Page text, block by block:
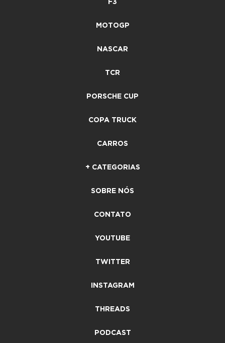
F3
MOTOGP
NASCAR
TCR
PORSCHE CUP
COPA TRUCK
CARROS
+ CATEGORIAS
SOBRE NÓS
CONTATO
YOUTUBE
TWITTER
INSTAGRAM
THREADS
PODCAST